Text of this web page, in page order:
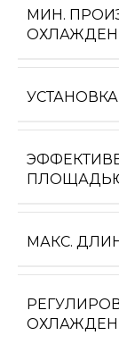
МИН.
МАКС.